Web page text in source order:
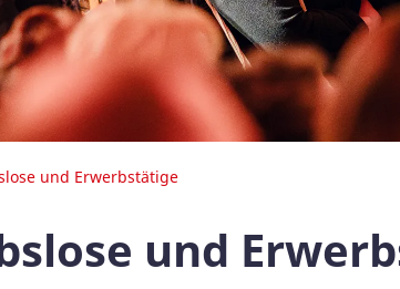
und Erwerbstätige
und